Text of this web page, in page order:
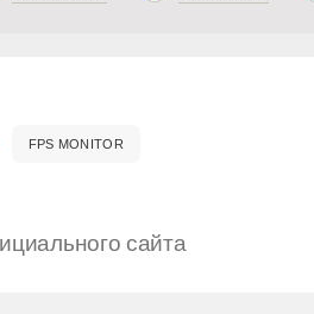
FPS MONITOR
сайта